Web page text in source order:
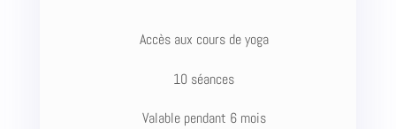
Accès aux cours de yoga
10 séances
Valable pendant 6 mois